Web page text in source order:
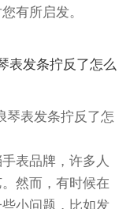
有所启发。
表发条拧反了怎
表品牌，许多人
然而，有时候在
小问题，比如发